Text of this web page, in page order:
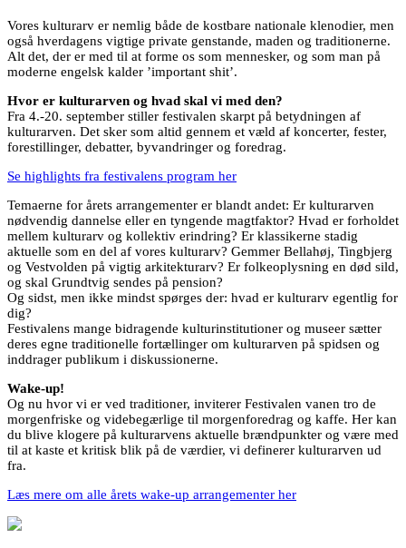
Vores kulturarv er nemlig både de kostbare nationale klenodier, men
også hverdagens vigtige private genstande, maden og traditionerne.
Alt det, der er med til at forme os som mennesker, og som man på
moderne engelsk kalder ’important shit’.
Hvor er kulturarven og hvad skal vi med den?
Fra 4.-20. september stiller festivalen skarpt på betydningen af
kulturarven. Det sker som altid gennem et væld af koncerter, fester,
forestillinger, debatter, byvandringer og foredrag.
Se highlights fra festivalens program her
Temaerne for årets arrangementer er blandt andet: Er kulturarven
nødvendig dannelse eller en tyngende magtfaktor? Hvad er forholdet
mellem kulturarv og kollektiv erindring? Er klassikerne stadig
aktuelle som en del af vores kulturarv? Gemmer Bellahøj, Tingbjerg
og Vestvolden på vigtig arkitekturarv? Er folkeoplysning en død sild,
og skal Grundtvig sendes på pension?
Og sidst, men ikke mindst spørges der: hvad er kulturarv egentlig for
dig?
Festivalens mange bidragende kulturinstitutioner og museer sætter
deres egne traditionelle fortællinger om kulturarven på spidsen og
inddrager publikum i diskussionerne.
Wake-up!
Og nu hvor vi er ved traditioner, inviterer Festivalen vanen tro de
morgenfriske og videbegærlige til morgenforedrag og kaffe. Her kan
du blive klogere på kulturarvens aktuelle brændpunkter og være med
til at kaste et kritisk blik på de værdier, vi definerer kulturarven ud
fra.
Læs mere om alle årets wake-up arrangementer her